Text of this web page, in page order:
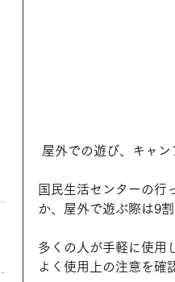
屋外での遊び、キャ
国民生活センターの行
か、屋外で遊ぶ際は9
多くの人が手軽に使用
よく使用上の注意を確